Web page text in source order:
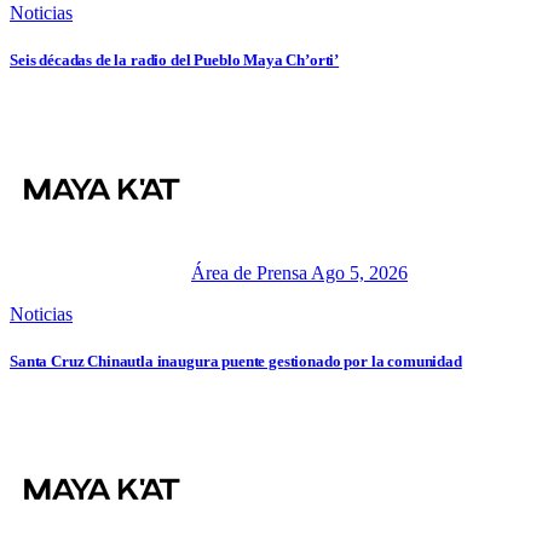
Noticias
Seis décadas de la radio del Pueblo Maya Ch’orti’
Área de Prensa Ago 5, 2026
Noticias
Santa Cruz Chinautla inaugura puente gestionado por la comunidad